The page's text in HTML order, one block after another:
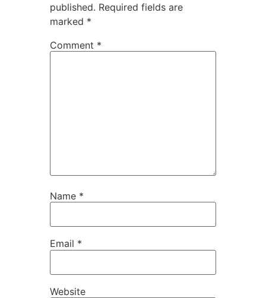
published. Required fields are
marked *
Comment *
Name *
Email *
Website